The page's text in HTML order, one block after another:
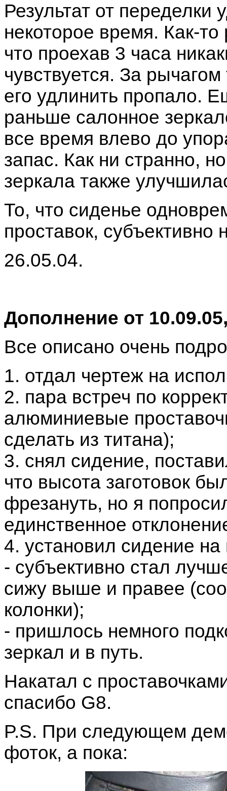
Результат от переделки
некоторое время. Как-
что проехав 3 часа
чувствуется. За
его удлинить пропало.
раньше салонное
все время влево до
запас. Как ни странно,
зеркала также
То, что сиденье
проставок,
26.05.04.
Дополнение от
Все описано очень
1. отдал чертеж на
2. пара встреч по
алюминиевые
сделать из титана);
3. снял сидение,
что высота заготовок
фрезануть, но я
единственное
4. установил сидение
- субъективно стал
сижу выше и правее
колонки);
- пришлось немного
зеркал и в путь.
Накатал с
спасибо G8.
P.S. При следующем
фоток, а пока: